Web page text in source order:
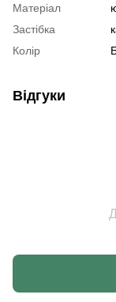
Матеріал
Застібка
Колір
Відгуки